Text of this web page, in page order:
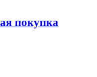
покупка